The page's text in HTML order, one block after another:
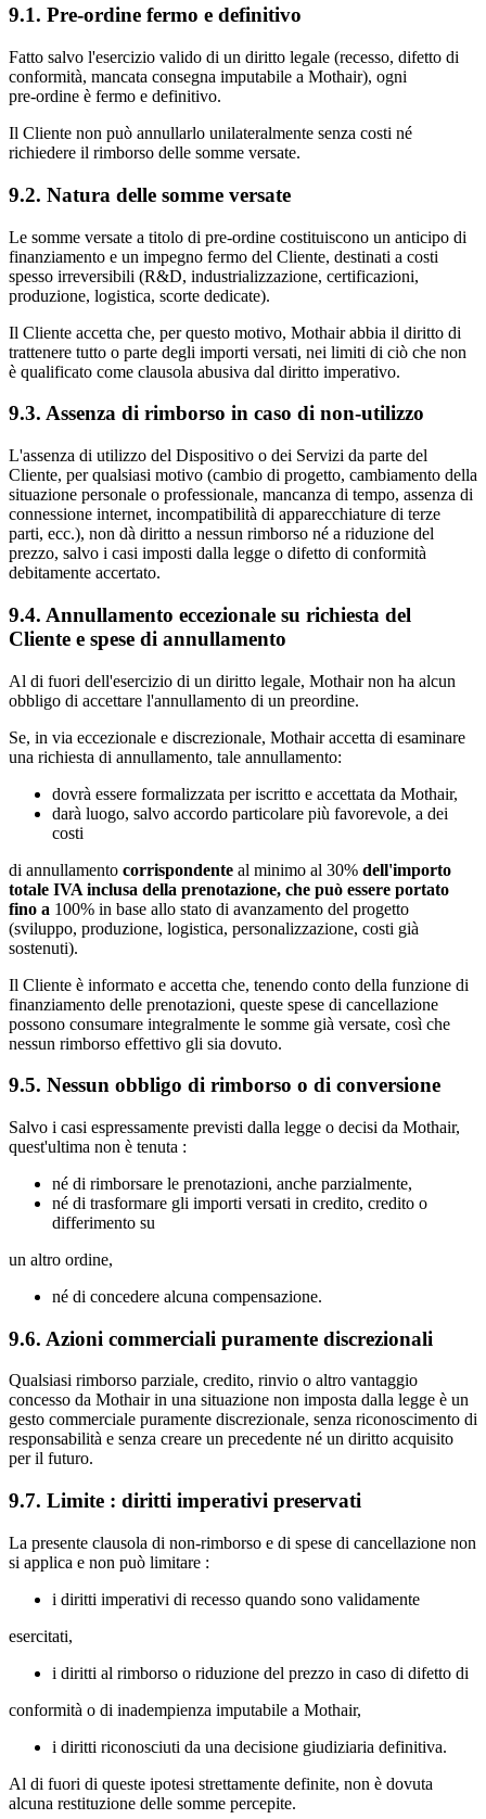
9.1. Pre‑ordine fermo e definitivo
Fatto salvo l'esercizio valido di un diritto legale (recesso, difetto di
conformità, mancata consegna imputabile a Mothair), ogni
pre‑ordine è fermo e definitivo.
Il Cliente non può annullarlo unilateralmente senza costi né
richiedere il rimborso delle somme versate.
9.2. Natura delle somme versate
Le somme versate a titolo di pre‑ordine costituiscono un anticipo di
finanziamento e un impegno fermo del Cliente, destinati a costi
spesso irreversibili (R&D, industrializzazione, certificazioni,
produzione, logistica, scorte dedicate).
Il Cliente accetta che, per questo motivo, Mothair abbia il diritto di
trattenere tutto o parte degli importi versati, nei limiti di ciò che non
è qualificato come clausola abusiva dal diritto imperativo.
9.3. Assenza di rimborso in caso di non‑utilizzo
L'assenza di utilizzo del Dispositivo o dei Servizi da parte del
Cliente, per qualsiasi motivo (cambio di progetto, cambiamento della
situazione personale o professionale, mancanza di tempo, assenza di
connessione internet, incompatibilità di apparecchiature di terze
parti, ecc.), non dà diritto a nessun rimborso né a riduzione del
prezzo, salvo i casi imposti dalla legge o difetto di conformità
debitamente accertato.
9.4. Annullamento eccezionale su richiesta del
Cliente e spese di annullamento
Al di fuori dell'esercizio di un diritto legale, Mothair non ha alcun
obbligo di accettare l'annullamento di un preordine.
Se, in via eccezionale e discrezionale, Mothair accetta di esaminare
una richiesta di annullamento, tale annullamento:
dovrà essere formalizzata per iscritto e accettata da Mothair,
darà luogo, salvo accordo particolare più favorevole, a dei
costi
di annullamento corrispondente al minimo al 30% dell'importo
totale IVA inclusa della prenotazione, che può essere portato
fino a 100% in base allo stato di avanzamento del progetto
(sviluppo, produzione, logistica, personalizzazione, costi già
sostenuti).
Il Cliente è informato e accetta che, tenendo conto della funzione di
finanziamento delle prenotazioni, queste spese di cancellazione
possono consumare integralmente le somme già versate, così che
nessun rimborso effettivo gli sia dovuto.
9.5. Nessun obbligo di rimborso o di conversione
Salvo i casi espressamente previsti dalla legge o decisi da Mothair,
quest'ultima non è tenuta :
né di rimborsare le prenotazioni, anche parzialmente,
né di trasformare gli importi versati in credito, credito o
differimento su
un altro ordine,
né di concedere alcuna compensazione.
9.6. Azioni commerciali puramente discrezionali
Qualsiasi rimborso parziale, credito, rinvio o altro vantaggio
concesso da Mothair in una situazione non imposta dalla legge è un
gesto commerciale puramente discrezionale, senza riconoscimento di
responsabilità e senza creare un precedente né un diritto acquisito
per il futuro.
9.7. Limite : diritti imperativi preservati
La presente clausola di non‑rimborso e di spese di cancellazione non
si applica e non può limitare :
i diritti imperativi di recesso quando sono validamente
esercitati,
i diritti al rimborso o riduzione del prezzo in caso di difetto di
conformità o di inadempienza imputabile a Mothair,
i diritti riconosciuti da una decisione giudiziaria definitiva.
Al di fuori di queste ipotesi strettamente definite, non è dovuta
alcuna restituzione delle somme percepite.